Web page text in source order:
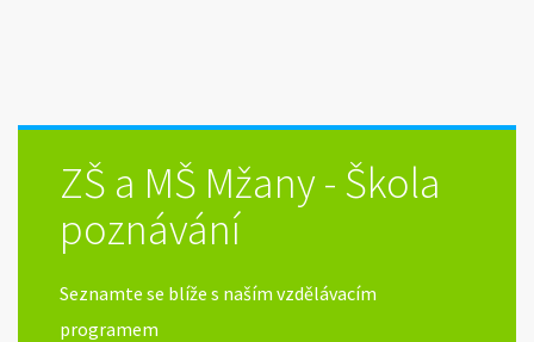
ZŠ a MŠ Mžany - Škola
poznávání
Seznamte se blíže s naším vzdělávacím
programem